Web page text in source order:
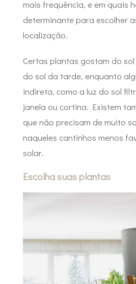
mais frequência, e em quais
determinante para escolher
localização.
Certas plantas gostam do
do sol da tarde, enquanto
indireta, como a luz do sol
janela ou cortina. Existem
que não precisam de muito
naqueles cantinhos menos
solar.
Escolha suas plantas